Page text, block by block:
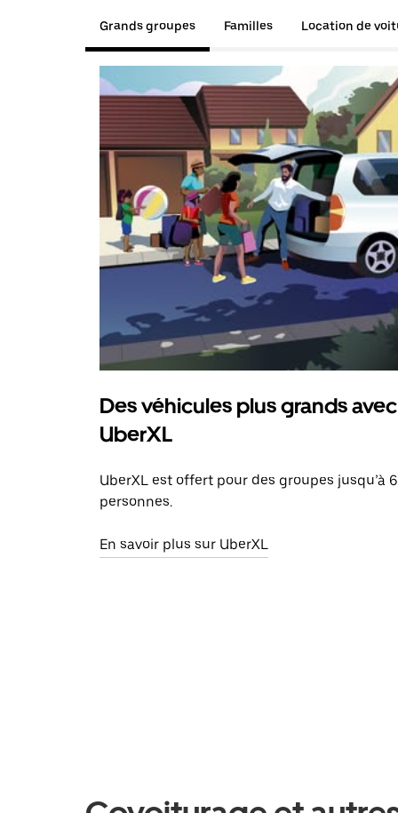
Grands groupes Familles Location de
Des véhicules plus grands avec
UberXL
UberXL est offert pour des groupes jusqu’à 6
personnes.
En savoir plus sur UberXL